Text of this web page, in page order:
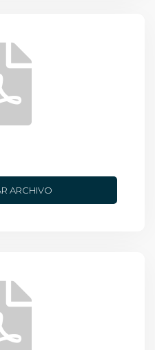
ARCHIVO